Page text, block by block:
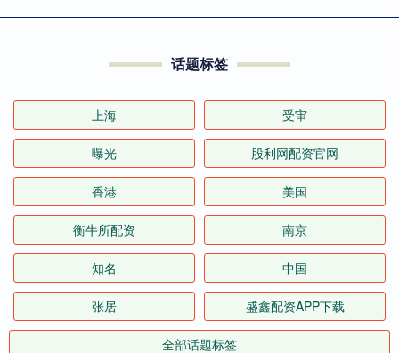
话题标签
上海 受审
曝光 股利网配资官网
香港 美国
衡牛所配资 南京
知名 中国
张居 盛鑫配资APP下载
全部话题标签